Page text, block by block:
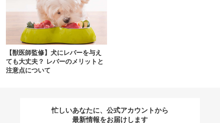
【獣医師監修】犬にレバーを与え
ても大丈夫？ レバーのメリットと
注意点について
忙しいあなたに、公式アカウントから
最新情報をお届けします
アプリをダウンロードする